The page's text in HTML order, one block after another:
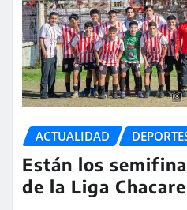
ACTUALIDAD
Están los
de la Liga